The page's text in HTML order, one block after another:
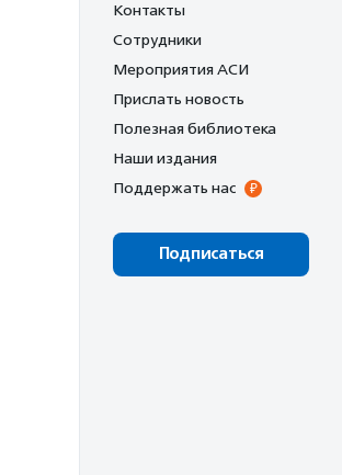
Контакты
Сотрудники
Мероприятия АСИ
Прислать новость
Полезная библиотека
Наши издания
Поддержать нас
Подписаться